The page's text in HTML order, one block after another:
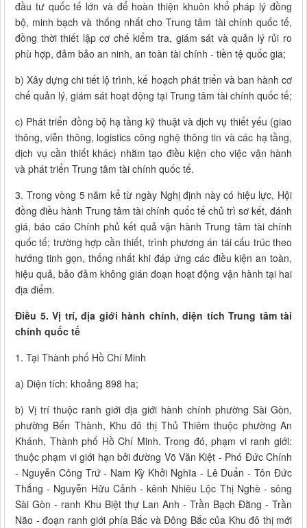
đầu tư quốc tế lớn và để hoàn thiện khuôn khổ pháp lý đồng
bộ, minh bạch và thống nhất cho Trung tâm tài chính quốc tế,
đồng thời thiết lập cơ chế kiểm tra, giám sát và quản lý rủi ro
phù hợp, đảm bảo an ninh, an toàn tài chính - tiền tệ quốc gia;
b) Xây dựng chi tiết lộ trình, kế hoạch phát triển và ban hành cơ
chế quản lý, giám sát hoạt động tại Trung tâm tài chính quốc tế;
c) Phát triển đồng bộ hạ tầng kỹ thuật và dịch vụ thiết yếu (giao
thông, viễn thông, logistics công nghệ thông tin và các hạ tầng,
dịch vụ cần thiết khác) nhằm tạo điều kiện cho việc vận hành
và phát triển Trung tâm tài chính quốc tế.
3. Trong vòng 5 năm kể từ ngày Nghị định này có hiệu lực, Hội
đồng điều hành Trung tâm tài chính quốc tế chủ trì sơ kết, đánh
giá, báo cáo Chính phủ kết quả vận hành Trung tâm tài chính
quốc tế; trường hợp cần thiết, trình phương án tái cấu trúc theo
hướng tinh gọn, thống nhất khi đáp ứng các điều kiện an toàn,
hiệu quả, bảo đảm không gián đoạn hoạt động vận hành tại hai
địa điểm.
Điều 5. Vị trí, địa giới hành chính, diện tích Trung tâm tài
chính quốc tế
1. Tại Thành phố Hồ Chí Minh
a) Diện tích: khoảng 898 ha;
b) Vị trí thuộc ranh giới địa giới hành chính phường Sài Gòn,
phường Bến Thành, Khu đô thị Thủ Thiêm thuộc phường An
Khánh, Thành phố Hồ Chí Minh. Trong đó, phạm vi ranh giới:
thuộc phạm vi giới hạn bởi đường Võ Văn Kiệt - Phó Đức Chính
- Nguyễn Công Trứ - Nam Kỳ Khởi Nghĩa - Lê Duẩn - Tôn Đức
Thắng - Nguyễn Hữu Cảnh - kênh Nhiêu Lộc Thị Nghè - sông
Sài Gòn - ranh Khu Biệt thự Lan Anh - Trần Bạch Đằng - Trần
Não - đoạn ranh giới phía Bắc và Đông Bắc của Khu đô thị mới